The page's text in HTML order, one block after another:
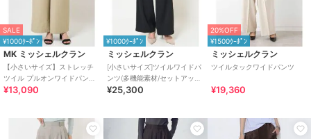
SALE
¥1000ｸｰﾎﾟﾝ
MK ミッシェルクラン
【小さいサイズ】ストレッチ
ツイル プルオンワイドパンツ/
洗える
¥13,090
¥1000ｸｰﾎﾟﾝ
ミッシェルクラン
[小さいサイズ]ツイルワイドパ
ンツ(多機能素材/セットアップ
対応/洗える)
¥25,300
20%OFF
¥1500ｸｰﾎﾟﾝ
ミッシェルクラン
ツイルタックワイドパンツ
¥19,360